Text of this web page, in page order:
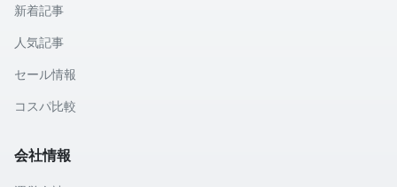
新着記事
人気記事
セール情報
コスパ比較
会社情報